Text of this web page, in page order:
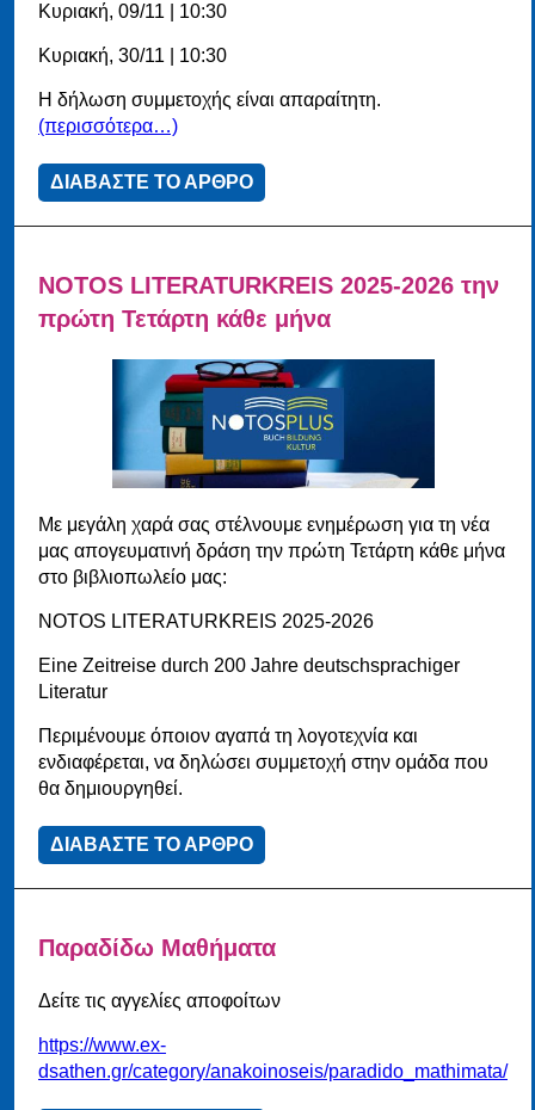
Κυριακή, 09/11 | 10:30
Κυριακή, 30/11 | 10:30
Η δήλωση συμμετοχής είναι απαραίτητη.
(περισσότερα…)
ΔΙΑΒΑΣΤΕ ΤΟ ΑΡΘΡΟ
NOTOS LITERATURKREIS 2025-2026 την
πρώτη Τετάρτη κάθε μήνα
Με μεγάλη χαρά σας στέλνουμε ενημέρωση για τη νέα
μας απογευματινή δράση την πρώτη Τετάρτη κάθε μήνα
στο βιβλιοπωλείο μας:
NOTOS LITERATURKREIS 2025-2026
Εine Zeitreise durch 200 Jahre deutschsprachiger
Literatur
Περιμένουμε όποιον αγαπά τη λογοτεχνία και
ενδιαφέρεται, να δηλώσει συμμετοχή στην ομάδα που
θα δημιουργηθεί.
ΔΙΑΒΑΣΤΕ ΤΟ ΑΡΘΡΟ
Παραδίδω Μαθήματα
Δείτε τις αγγελίες αποφοίτων
https://www.ex-
dsathen.gr/category/anakoinoseis/paradido_mathimata/